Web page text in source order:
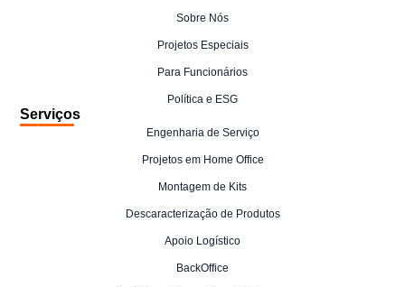
Sobre Nós
Projetos Especiais
Para Funcionários
Política e ESG
Serviços
Engenharia de Serviço
Projetos em Home Office
Montagem de Kits
Descaracterização de Produtos
Apoio Logístico
BackOffice